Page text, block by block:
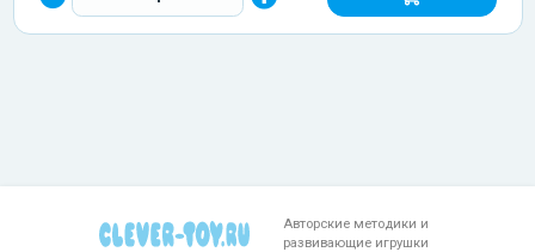
Авторские методики и
развивающие игрушки